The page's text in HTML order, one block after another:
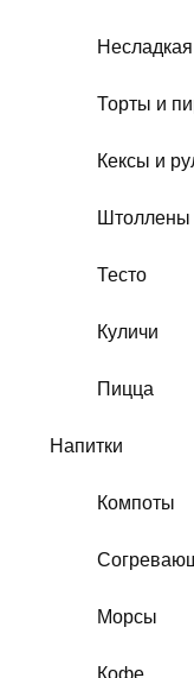
Несладкая
Торты и
Кексы и
Штоллены
Тесто
Куличи
Пицца
Напитки
Компоты
Морсы
Кофе